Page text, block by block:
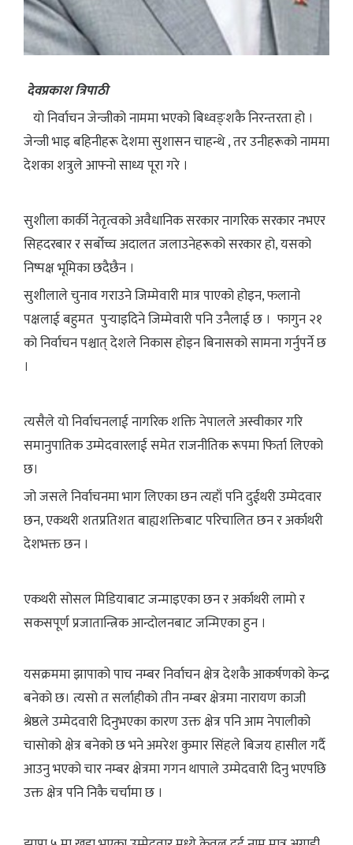
देवप्रकाश त्रिपाठी
यो निर्वाचन जेन्जीको नाममा भएको बिध्वङ्शकै निरन्तरता हो ।
जेन्जी भाइ बहिनीहरू देशमा सुशासन चाहन्थे , तर उनीहरूको नाममा
देशका शत्रुले आफ्नो साध्य पूरा गरे ।
सुशीला कार्की नेतृत्वको अवैधानिक सरकार नागरिक सरकार नभएर
सिहदरबार र सर्बोच्च अदालत जलाउनेहरूको सरकार हो, यसको
निष्पक्ष भूमिका छदैछैन ।
सुशीलाले चुनाव गराउने जिम्मेवारी मात्र पाएको होइन, फलानो
पक्षलाई बहुमत पुर्‍याइदिने जिम्मेवारी पनि उनैलाई छ । फागुन २१
को निर्वाचन पश्चात् देशले निकास होइन बिनासको सामना गर्नुपर्ने छ
।
त्यसैले यो निर्वाचनलाई नागरिक शक्ति नेपालले अस्वीकार गरि
समानुपातिक उम्मेदवारलाई समेत राजनीतिक रूपमा फिर्ता लिएको
छ।
जो जसले निर्वाचनमा भाग लिएका छन त्यहाँ पनि दुईथरी उम्मेदवार
छन, एकथरी शतप्रतिशत बाह्यशक्तिबाट परिचालित छन र अर्काथरी
देशभक्त छन ।
एकथरी सोसल मिडियाबाट जन्माइएका छन र अर्काथरी लामो र
सकसपूर्ण प्रजातान्त्रिक आन्दोलनबाट जन्मिएका हुन ।
यसक्रममा झापाको पाच नम्बर निर्वाचन क्षेत्र देशकै आकर्षणको केन्द्र
बनेको छ। त्यसो त सर्लाहीको तीन नम्बर क्षेत्रमा नारायण काजी
श्रेष्ठले उम्मेदवारी दिनुभएका कारण उक्त क्षेत्र पनि आम नेपालीको
चासोको क्षेत्र बनेको छ भने अमरेश कुमार सिंहले बिजय हासील गर्दै
आउनु भएको चार नम्बर क्षेत्रमा गगन थापाले उम्मेदवारी दिनु भएपछि
उक्त क्षेत्र पनि निकै चर्चामा छ ।